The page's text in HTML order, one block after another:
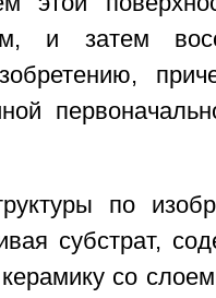
и затем
по
субстрат,
со